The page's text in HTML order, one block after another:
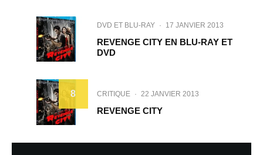
DVD ET BLU-RAY · 17 JANVIER 2013
REVENGE CITY EN BLU-RAY ET
DVD
8 CRITIQUE · 22 JANVIER 2013
REVENGE CITY